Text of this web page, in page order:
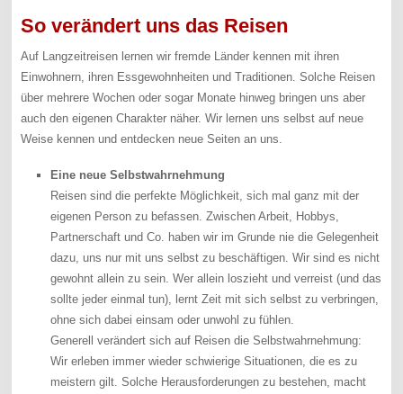
So verändert uns das Reisen
Auf Langzeitreisen lernen wir fremde Länder kennen mit ihren
Einwohnern, ihren Essgewohnheiten und Traditionen. Solche Reisen
über mehrere Wochen oder sogar Monate hinweg bringen uns aber
auch den eigenen Charakter näher. Wir lernen uns selbst auf neue
Weise kennen und entdecken neue Seiten an uns.
Eine neue Selbstwahrnehmung
Reisen sind die perfekte Möglichkeit, sich mal ganz mit der
eigenen Person zu befassen. Zwischen Arbeit, Hobbys,
Partnerschaft und Co. haben wir im Grunde nie die Gelegenheit
dazu, uns nur mit uns selbst zu beschäftigen. Wir sind es nicht
gewohnt allein zu sein. Wer allein loszieht und verreist (und das
sollte jeder einmal tun), lernt Zeit mit sich selbst zu verbringen,
ohne sich dabei einsam oder unwohl zu fühlen.
Generell verändert sich auf Reisen die Selbstwahrnehmung:
Wir erleben immer wieder schwierige Situationen, die es zu
meistern gilt. Solche Herausforderungen zu bestehen, macht